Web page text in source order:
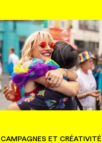
CAMPAGNES ET CRÉATIVITÉ